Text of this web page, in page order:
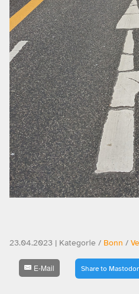
23.04.2023 | Kategorie / Bonn /
E-Mail Share to